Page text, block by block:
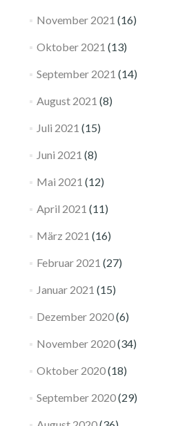
November 2021 (16)
Oktober 2021 (13)
September 2021 (14)
August 2021 (8)
Juli 2021 (15)
Juni 2021 (8)
Mai 2021 (12)
April 2021 (11)
März 2021 (16)
Februar 2021 (27)
Januar 2021 (15)
Dezember 2020(6)
November 2020(34)
Oktober 2020(18)
September 2020(29)